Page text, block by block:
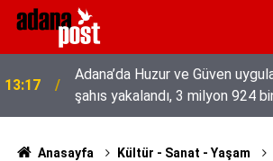
Adana’da Huzur ve Güven
şahıs yakalandı, 3 milyon 924
13:01
52 yıldır el emeğiyle üretiyor,
olmamasına karşı direniyor
Anasayfa Kültür - Sanat - Yaşam